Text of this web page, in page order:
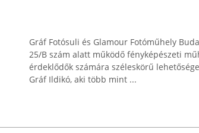
Gráf Fotósuli és Glamour Fotóműhely
25/B szám alatt működő fényképészeti
érdeklődők számára széleskörű
Gráf Ildikó, aki több mint ...